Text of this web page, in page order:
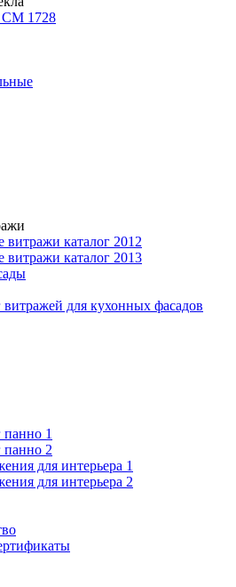
CM 1728
витражи каталог 2012
витражи каталог 2013
витражей для кухонных фасадов
панно 1
панно 2
для интерьера 1
для интерьера 2